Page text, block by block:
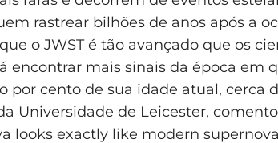
rastrear bilhões de anos após a
o JWST é tão avançado que os
encontrar mais sinais da época em
por cento de sua idade atual, cerca
Universidade de Leicester,
looks exactly like modern